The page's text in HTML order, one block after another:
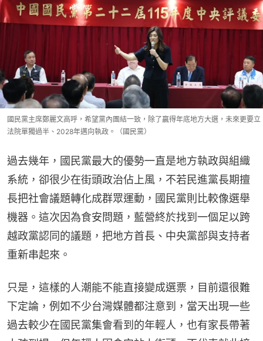
國民黨主席鄭麗文高呼，希望黨內團結一致，除了贏得年底地方大選，未來更要立
法院單獨過半、2028年邁向執政。（國民黨）
過去幾年，國民黨最大的優勢一直是地方執政與組織
系統，卻很少在街頭政治佔上風，不若民進黨長期擅
長把社會議題轉化成群眾運動，國民黨則比較像選舉
機器。這次因為食安問題，藍營終於找到一個足以跨
越政黨認同的議題，把地方首長、中央黨部與支持者
重新串起來。
只是，這樣的人潮能不能直接變成選票，目前還很難
下定論，例如不少台灣媒體都注意到，當天出現一些
過去較少在國民黨集會看到的年輕人，也有家長帶著